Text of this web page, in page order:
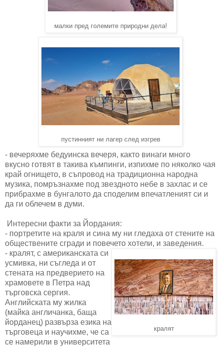
малки пред големите природни дела!
пустинният ни лагер след изгрев
- вечеряхме бедуинска вечеря, както винаги много
вкусно готвят в такива къмпинги, изпихме по няколко чая
край огнището, в съпровод на традиционна народна
музика, помръзнахме под звездното небе в захлас и се
прибрахме в бунгалото да споделим впечатленият си и
да ги облечем в думи.
Интересни факти за Йордания:
- портретите на краля и сина му ни гледаха от стените на
обществените сгради и повечето хотели, и заведения.
кралят
- кралят, с американската си
усмивка, ни съгледа и от
стената на предверието на
храмовете в Петра над
търговска сергия.
Английската му жилка
(майка англичанка, баща
йорданец) развърза езика на
търговеца и научихме, че са
се намерили в университета